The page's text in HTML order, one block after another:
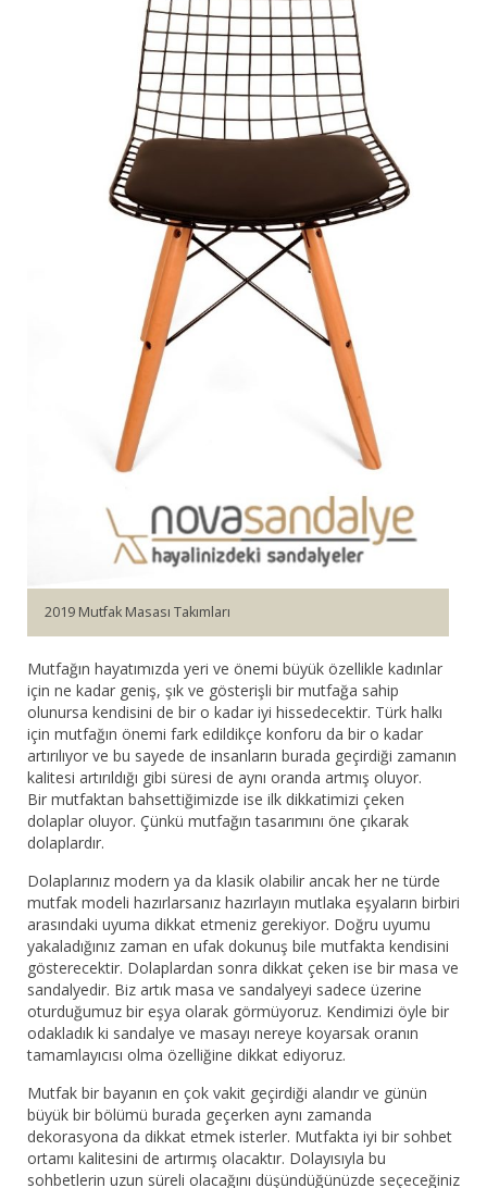
Restaurant Sandalyesi
Plastik Sandalye
Dış Mekan Sandalyeler
2019 Mutfak Masası Takımları
Mutfağın hayatımızda yeri ve önemi büyük özellikle kadınlar
için ne kadar geniş, şık ve gösterişli bir mutfağa sahip
olunursa kendisini de bir o kadar iyi hissedecektir. Türk halkı
için mutfağın önemi fark edildikçe konforu da bir o kadar
artırılıyor ve bu sayede de insanların burada geçirdiği zamanın
kalitesi artırıldığı gibi süresi de aynı oranda artmış oluyor.
Bir mutfaktan bahsettiğimizde ise ilk dikkatimizi çeken
dolaplar oluyor. Çünkü mutfağın tasarımını öne çıkarak
dolaplardır.
Dolaplarınız modern ya da klasik olabilir ancak her ne türde
mutfak modeli hazırlarsanız hazırlayın mutlaka eşyaların birbiri
arasındaki uyuma dikkat etmeniz gerekiyor. Doğru uyumu
yakaladığınız zaman en ufak dokunuş bile mutfakta kendisini
gösterecektir. Dolaplardan sonra dikkat çeken ise bir masa ve
sandalyedir. Biz artık masa ve sandalyeyi sadece üzerine
oturduğumuz bir eşya olarak görmüyoruz. Kendimizi öyle bir
odakladık ki sandalye ve masayı nereye koyarsak oranın
tamamlayıcısı olma özelliğine dikkat ediyoruz.
Mutfak bir bayanın en çok vakit geçirdiği alandır ve günün
büyük bir bölümü burada geçerken aynı zamanda
dekorasyona da dikkat etmek isterler. Mutfakta iyi bir sohbet
ortamı kalitesini de artırmış olacaktır. Dolayısıyla bu
sohbetlerin uzun süreli olacağını düşündüğünüzde seçeceğiniz